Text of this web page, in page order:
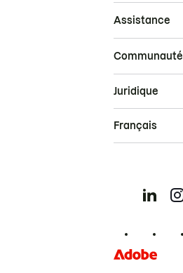
Assistance
Communauté
Juridique
Français